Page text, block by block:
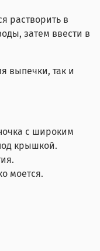
растворить в
затем ввести в
выпечки, так и
с широким
крышкой.
моется.